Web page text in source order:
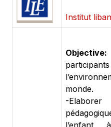
Institut
monde.
-
l’enfant